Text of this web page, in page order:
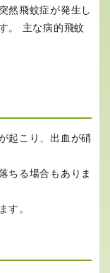
然飛蚊症が発生し
。 主な病的飛蚊
起こり、出血が硝
ちる場合もありま
す。